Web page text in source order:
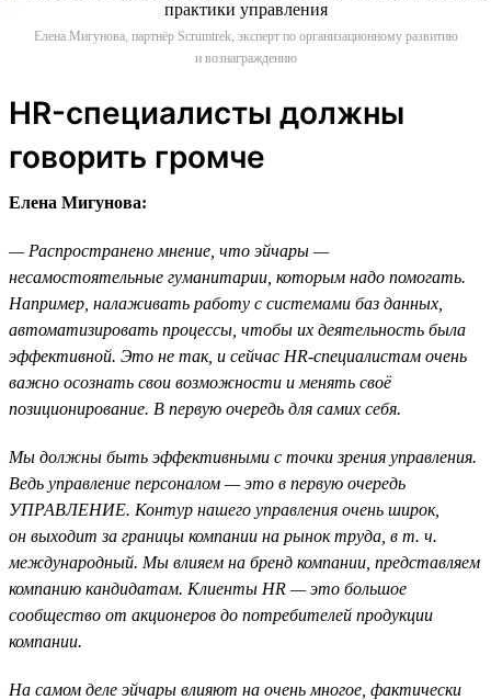
Елена Мигунова, партнёр Scrumtrek, эксперт по организационному развитию
и вознаграждению
HR-специалисты должны
говорить громче
Елена Мигунова:
— Распространено мнение, что эйчары —
несамостоятельные гуманитарии, которым надо помогать.
Например, налаживать работу с системами баз данных,
автоматизировать процессы, чтобы их деятельность была
эффективной. Это не так, и сейчас HR-специалистам очень
важно осознать свои возможности и менять своё
позиционирование. В первую очередь для самих себя.
Мы должны быть эффективными с точки зрения управления.
Ведь управление персоналом — это в первую очередь
УПРАВЛЕНИЕ. Контур нашего управления очень широк,
он выходит за границы компании на рынок труда, в т. ч.
международный. Мы влияем на бренд компании, представляем
компанию кандидатам. Клиенты HR — это большое
сообщество от акционеров до потребителей продукции
компании.
На самом деле эйчары влияют на очень многое, фактически